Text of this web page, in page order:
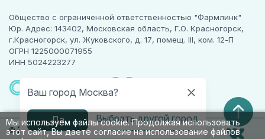
Ваш город Москва?
Да Выбрать другой город
Мы используем файлы cookie. Продолжая использовать
этот сайт, Вы даете согласие на использование файлов
Общество с ограниченной ответственностью "Фармлинк"
Юр. Адрес: 143402, Московская область, Г.О. Красногорск,
г.Красногорск, ул. Жуковского, д. 17, помещ. III, ком. 12-П
ОГРН 1225000071955
ИНН 5024223277
© 2010-2026 009.РФ. Все права защищены